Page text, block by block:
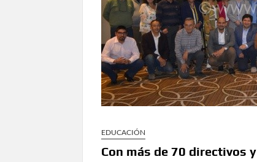
EDUCACIÓN
Con más de 70 directivos